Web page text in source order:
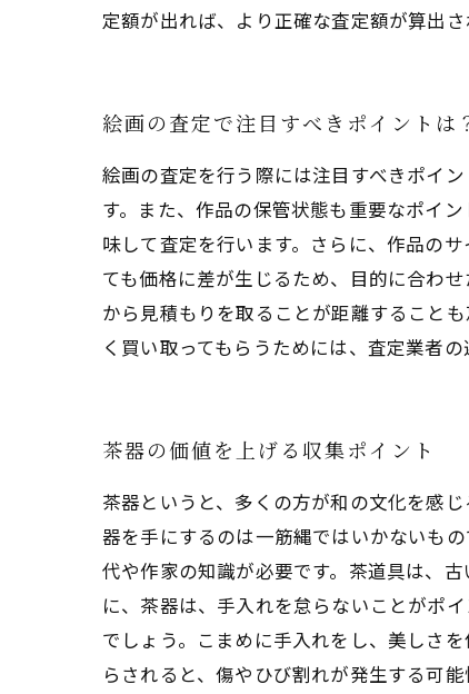
定額が出れば、より正確な査定額が算出さ
絵画の査定で注目すべきポイントは
絵画の査定を行う際には注目すべきポイ
す。また、作品の保管状態も重要なポイ
味して査定を行います。さらに、作品の
ても価格に差が生じるため、目的に合わ
から見積もりを取ることが距離すること
く買い取ってもらうためには、査定業者
茶器の価値を上げる収集ポイント
茶器というと、多くの方が和の文化を感
器を手にするのは一筋縄ではいかないも
代や作家の知識が必要です。茶道具は、
に、茶器は、手入れを怠らないことがポ
でしょう。こまめに手入れをし、美しさ
らされると、傷やひび割れが発生する可